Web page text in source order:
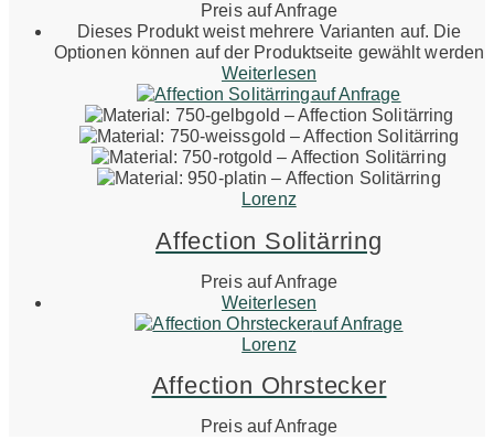
Preis auf Anfrage
Dieses Produkt weist mehrere Varianten auf. Die
Optionen können auf der Produktseite gewählt werden
Weiterlesen
auf Anfrage
Lorenz
Affection Solitärring
Preis auf Anfrage
Weiterlesen
auf Anfrage
Lorenz
Affection Ohrstecker
Preis auf Anfrage